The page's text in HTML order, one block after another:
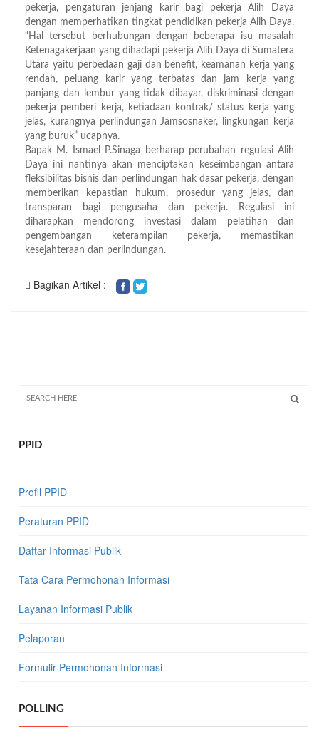
pekerja, pengaturan jenjang karir bagi pekerja Alih Daya
dengan memperhatikan tingkat pendidikan pekerja Alih Daya.
“Hal tersebut berhubungan dengan beberapa isu masalah
Ketenagakerjaan yang dihadapi pekerja Alih Daya di Sumatera
Utara yaitu perbedaan gaji dan benefit, keamanan kerja yang
rendah, peluang karir yang terbatas dan jam kerja yang
panjang dan lembur yang tidak dibayar, diskriminasi dengan
pekerja pemberi kerja, ketiadaan kontrak/ status kerja yang
jelas, kurangnya perlindungan Jamsosnaker, lingkungan kerja
yang buruk” ucapnya.
Bapak M. Ismael P.Sinaga berharap perubahan regulasi Alih
Daya ini nantinya akan menciptakan keseimbangan antara
fleksibilitas bisnis dan perlindungan hak dasar pekerja, dengan
memberikan kepastian hukum, prosedur yang jelas, dan
transparan bagi pengusaha dan pekerja. Regulasi ini
diharapkan mendorong investasi dalam pelatihan dan
pengembangan keterampilan pekerja, memastikan
kesejahteraan dan perlindungan.
Bagikan Artikel :
PPID
Profil PPID
Peraturan PPID
Daftar Informasi Publik
Tata Cara Permohonan Informasi
Layanan Informasi Publik
Pelaporan
Formulir Permohonan Informasi
POLLING